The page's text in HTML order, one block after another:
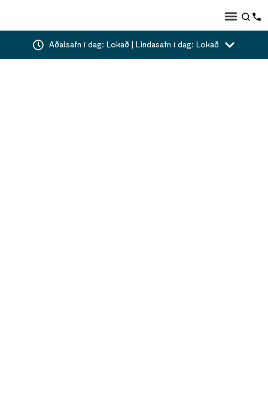
Aðalsafn í dag: Lokað | Lindasafn í dag: Lokað